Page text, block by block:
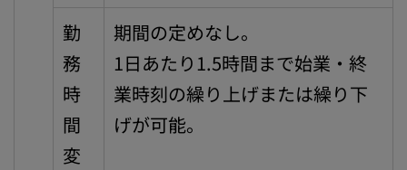
勤
務
時
間
変
期間の定めなし。
1日あたり1.5時間まで始業・終
業時刻の繰り上げまたは繰り下
げが可能。